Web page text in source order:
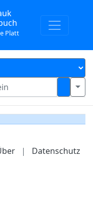
Platt
| Datenschutz